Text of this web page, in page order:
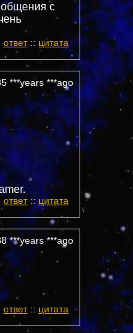
общения с
ответ:: цитата
***years ***ago
ответ::цитата
***years ***ago
ответ:: цитата